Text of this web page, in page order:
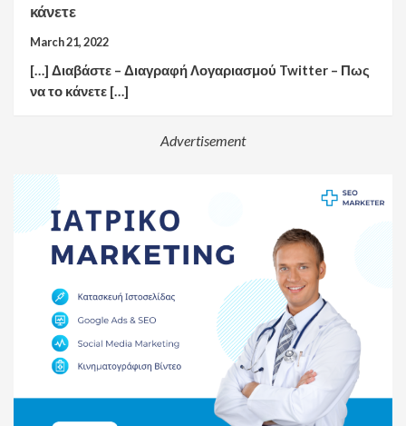
κάνετε
March 21, 2022
[…] Διαβάστε – Διαγραφή Λογαριασμού Twitter – Πως
να το κάνετε […]
Advertisement